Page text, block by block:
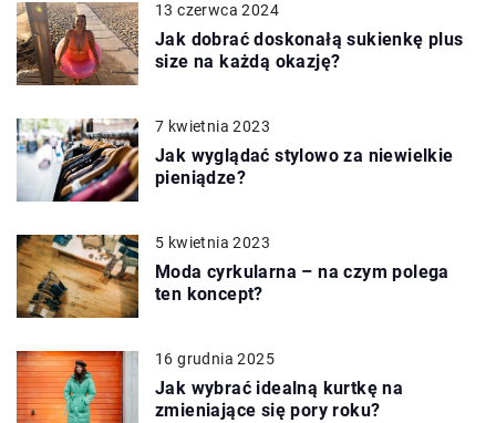
13 czerwca 2024
Jak dobrać doskonałą sukienkę plus
size na każdą okazję?
7 kwietnia 2023
Jak wyglądać stylowo za niewielkie
pieniądze?
5 kwietnia 2023
Moda cyrkularna – na czym polega
ten koncept?
16 grudnia 2025
Jak wybrać idealną kurtkę na
zmieniające się pory roku?